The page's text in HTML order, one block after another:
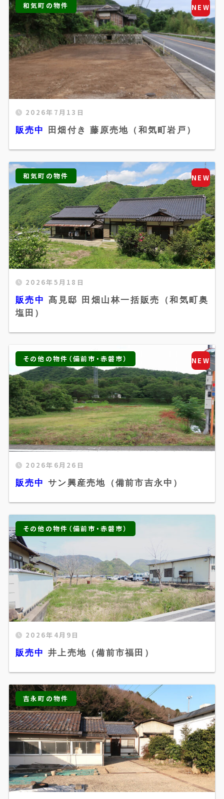
販売中 田畑付き 藤原売地（和気町岩戸）"
width="520" height="300" />
2026年7月13日
販売中
田畑付き 藤原売地（和気町岩戸）
和気町の物件 NEW
販売中 髙見邸 田畑山林一括販売（和気町奥塩
田）" width="520" height="300" />
2026年5月18日
販売中 髙見邸 田畑山林一括販売（和気町奥
塩田）
和気町の物件 NEW
販売中 サン興産売地（備前市吉永中）"
width="520" height="300" />
2026年6月26日
販売中 サン興産売地（備前市吉永中）
その他の物件（備前市・赤磐市） NEW
販売中 井上売地（備前市福田）" width="520"
height="300" />
2026年4月9日
販売中 井上売地（備前市福田）
その他の物件（備前市・赤磐市）
吉永町の物件